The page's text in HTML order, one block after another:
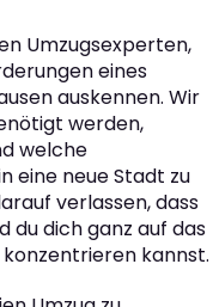
Umzugsexperten,
eines
auskennen. Wir
werden,
welche
eine neue Stadt zu
verlassen, dass
du dich ganz auf das
konzentrieren kannst.